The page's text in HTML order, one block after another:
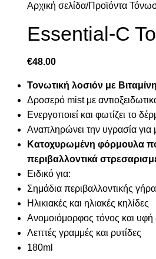
Αρχική σελίδα Προϊόντα
Essential-C
€48.00
Τονωτική λοσιόν με Βιταμίνη
Δροσερό mist με
Ενεργοποιεί και φωτίζει το
Αναπληρώνει την υγρασία για
Κατοχυρωμένη φόρμουλα
περιβαλλοντικά
Ειδικό για:
Σημάδια περιβαλλοντικής
Ηλικιακές και ηλιακές κηλίδες
Ανομοιόμορφος τόνος και υφή
Λεπτές γραμμές και ρυτίδες
180ml